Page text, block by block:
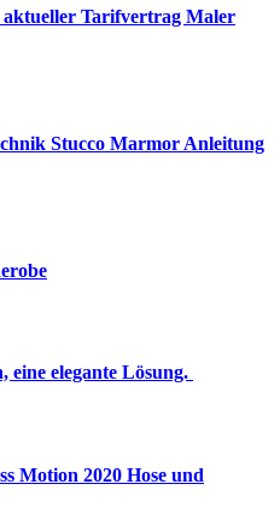
Tarifvertrag Maler
Stucco Marmor Anleitung
eine elegante Lösung.
Motion 2020 Hose und